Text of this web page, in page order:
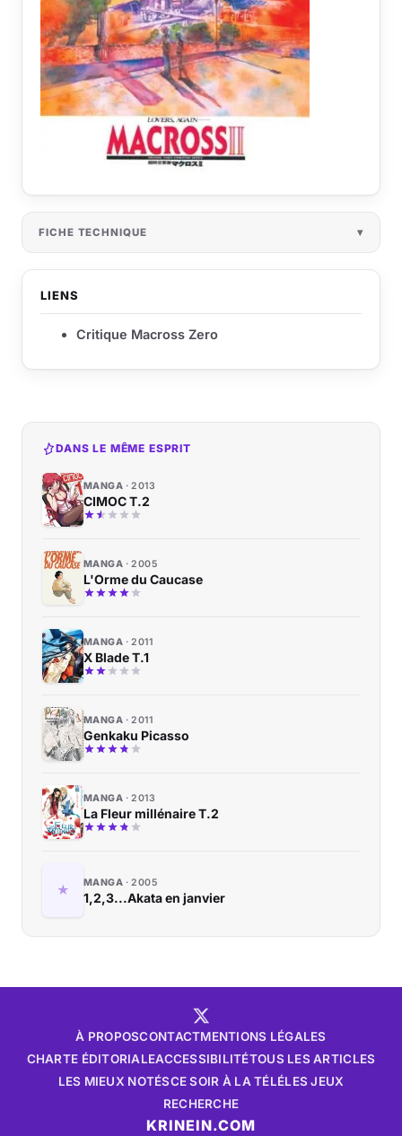
FICHE TECHNIQUE
LIENS
Critique Macross Zero
DANS LE MÊME ESPRIT
MANGA 2013
CIMOC T.2
MANGA 2005
L'Orme du Caucase
MANGA 2011
X Blade T.1
MANGA 2011
Genkaku Picasso
MANGA 2013
La Fleur millénaire T.2
MANGA 2005
1,2,3...Akata en janvier
À PROPOSCONTACTMENTIONS LÉGALES
CHARTE ÉDITORIALEACCESSIBILITÉTOUS LES ARTICLES
LES MIEUX NOTÉSCE SOIR À LA TÉLÉLES JEUX
RECHERCHE
KRINEIN.COM